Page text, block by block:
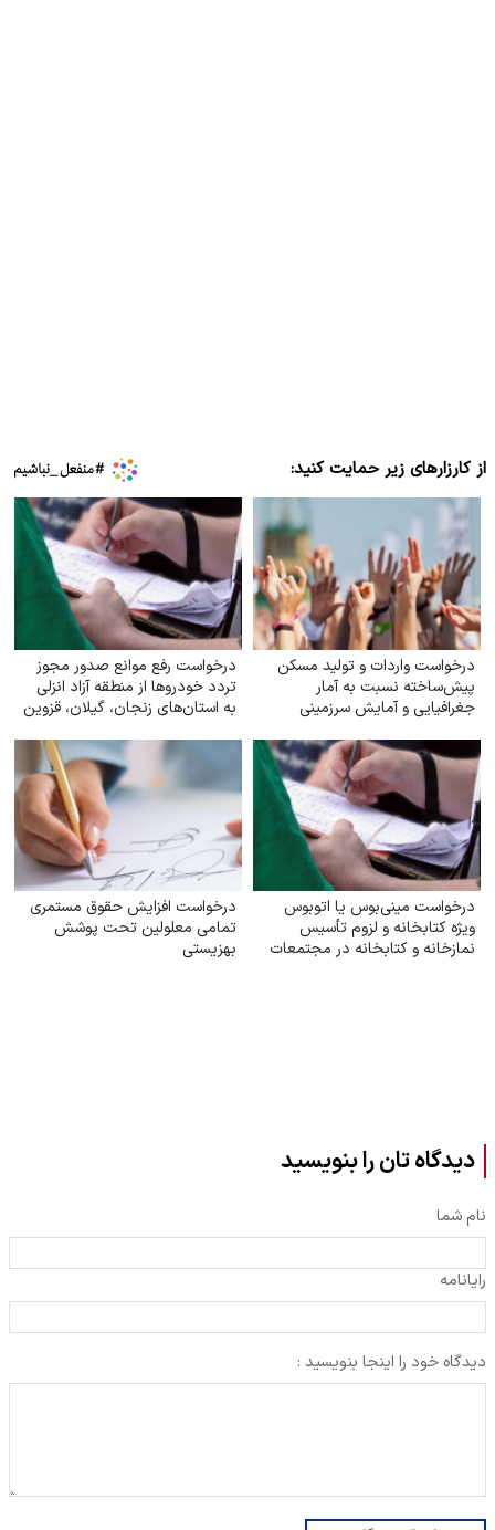
از کارزارهای زیر حمایت کنید:
درخواست واردات و تولید مسکن
پیش‌ساخته نسبت به آمار
جغرافیایی و آمایش سرزمینی
درخواست رفع موانع صدور مجوز
تردد خودروها از منطقه آزاد انزلی
به استان‌های زنجان، گیلان، قزوین
درخواست مینی‌بوس یا اتوبوس
ویژه کتابخانه و لزوم تأسیس
نمازخانه و کتابخانه در مجتمعات
درخواست افزایش حقوق مستمری
تمامی معلولین تحت پوشش
بهزیستی
دیدگاه تان را بنویسید
نام شما
رایانامه
دیدگاه خود را اینجا بنویسید :